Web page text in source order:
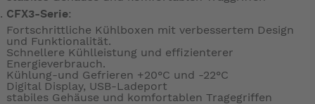
CFX3-Serie:
Fortschrittliche Kühlboxen mit verbessertem Design
und Funktionalität.
Schnellere Kühlleistung und effizienterer
Energieverbrauch.
Kühlung-und Gefrieren +20°C und -22°C
Digital Display, USB-Ladeport
stabiles Gehäuse und komfortablen Tragegriffen